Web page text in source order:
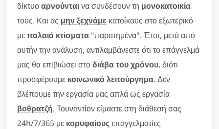
δίκτυοαρνούνταινα συνδέσουν τη μονοκατοικία
τους. Και ας μην ξεχνάμε κατοίκους στο εξωτερικό
μεπαλαιά κτίσματα "παρατημένα". Έτσι, μετά από
αυτήν την ανάλυση, αντιλαμβάνεστε ότι το επάγγελμά
μας θα επιβιώσει στοδιάβα του χρόνου, διότι
προσφέρουμε κοινωνικό λειτούργημα. Δεν
βλέπουμε την εργασία μας απλά ως εργασία
βοθρατζή. Τουναντίον είμαστε στη διάθεσή σας
24h/7/365 με κορυφαίουςεπαγγελματίες